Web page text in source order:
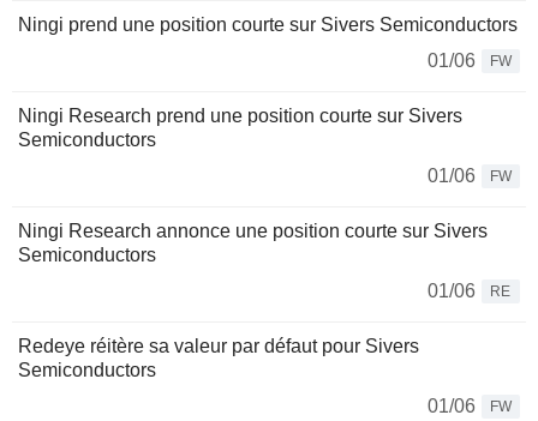
Ningi prend une position courte sur Sivers Semiconductors
01/06
FW
Ningi Research prend une position courte sur Sivers
Semiconductors
01/06
FW
Ningi Research annonce une position courte sur Sivers
Semiconductors
01/06
RE
Redeye réitère sa valeur par défaut pour Sivers
Semiconductors
01/06
FW